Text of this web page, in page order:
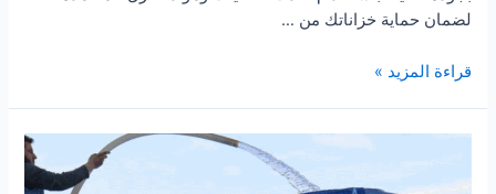
لضمان حماية خزاناتك من …
شركة
قراءة المزيد »